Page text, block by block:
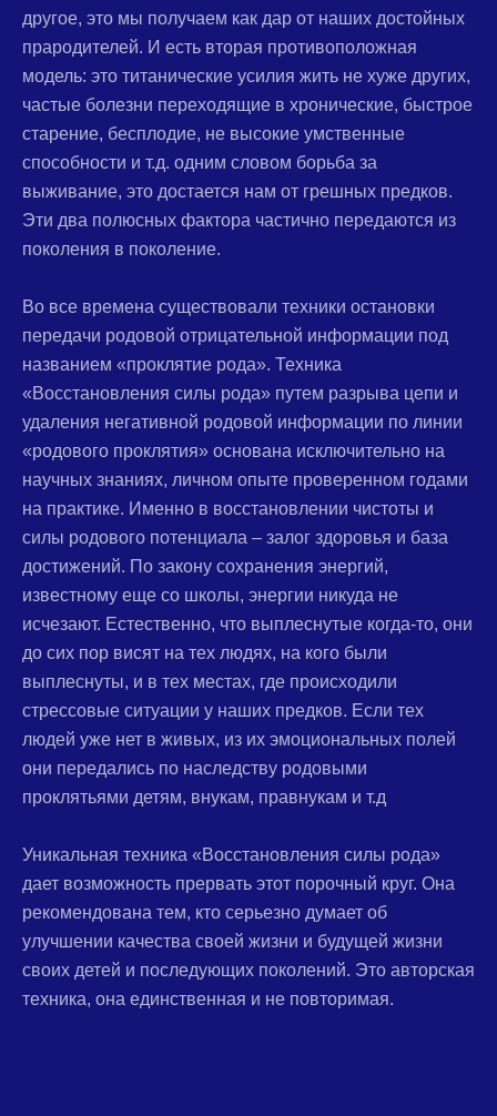
другое, это мы получаем как дар от наших достойных
прародителей. И есть вторая противоположная
модель: это титанические усилия жить не хуже других,
частые болезни переходящие в хронические, быстрое
старение, бесплодие, не высокие умственные
способности и т.д. одним словом борьба за
выживание, это достается нам от грешных предков.
Эти два полюсных фактора частично передаются из
поколения в поколение.
Во все времена существовали техники остановки
передачи родовой отрицательной информации под
названием «проклятие рода». Техника
«Восстановления силы рода» путем разрыва цепи и
удаления негативной родовой информации по линии
«родового проклятия» основана исключительно на
научных знаниях, личном опыте проверенном годами
на практике. Именно в восстановлении чистоты и
силы родового потенциала – залог здоровья и база
достижений. По закону сохранения энергий,
известному еще со школы, энергии никуда не
исчезают. Естественно, что выплеснутые когда-то, они
до сих пор висят на тех людях, на кого были
выплеснуты, и в тех местах, где происходили
стрессовые ситуации у наших предков. Если тех
людей уже нет в живых, из их эмоциональных полей
они передались по наследству родовыми
проклятьями детям, внукам, правнукам и т.д
Уникальная техника «Восстановления силы рода»
дает возможность прервать этот порочный круг. Она
рекомендована тем, кто серьезно думает об
улучшении качества своей жизни и будущей жизни
своих детей и последующих поколений. Это авторская
техника, она единственная и не повторимая.